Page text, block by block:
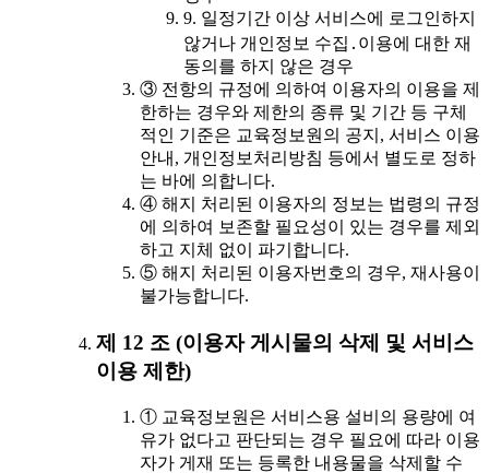
9. 일정기간 이상 서비스에 로그인하지
않거나 개인정보 수집․이용에 대한 재
동의를 하지 않은 경우
③ 전항의 규정에 의하여 이용자의 이용을 제
한하는 경우와 제한의 종류 및 기간 등 구체
적인 기준은 교육정보원의 공지, 서비스 이용
안내, 개인정보처리방침 등에서 별도로 정하
는 바에 의합니다.
④ 해지 처리된 이용자의 정보는 법령의 규정
에 의하여 보존할 필요성이 있는 경우를 제외
하고 지체 없이 파기합니다.
⑤ 해지 처리된 이용자번호의 경우, 재사용이
불가능합니다.
제 12 조 (이용자 게시물의 삭제 및 서비스
이용 제한)
① 교육정보원은 서비스용 설비의 용량에 여
유가 없다고 판단되는 경우 필요에 따라 이용
자가 게재 또는 등록한 내용물을 삭제할 수